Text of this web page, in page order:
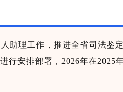
助理工作 ，推进全省司法鉴
行安排部署，2026年在2025